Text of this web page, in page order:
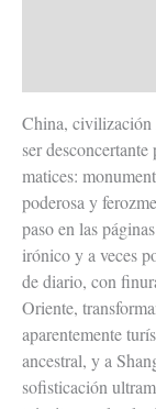
China, civilización
ser
matices:
poderosa y
paso en las
irónico y a veces
de diario, con
Oriente,
aparentemente
ancestral, y a
sofisticación